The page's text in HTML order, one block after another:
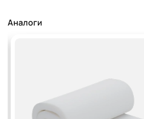
Аналоги